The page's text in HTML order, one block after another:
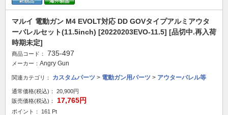
マルイ 電動ガン M4 EVOLT対応 DD GOVタイプアルミアウタ
ーバレルセット(11.5inch) [20220203EVO-11.5] [品切中.再入荷
時期未定]
商品コード： 735-497
メーカー： Angry Gun
関連カテゴリ： カスタムパーツ > 電動ガン用パーツ > アウターバレル等
通常価格(税込)：
20,900円
販売価格(税込)：
17,765円
ポイント： 161 Pt